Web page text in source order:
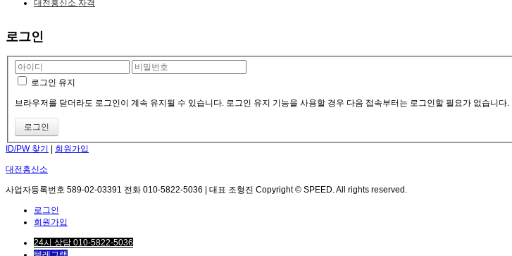
대전흥신소 자격
로그인
로그인 유지
브라우저를 닫더라도 로그인이 계속 유지될 수 있습니다. 로그인 유지 기능을 사용할 경우 다음 접속부터는 로그인할 필요가 없습니
ID/PW 찾기 | 회원가입
대전흥신소
사업자등록번호 589-02-03391 전화 010-5822-5036 | 대표 조형진 Copyright © SPEED. All rights reserved.
로그인
회원가입
24시 상담 010-5822-5036